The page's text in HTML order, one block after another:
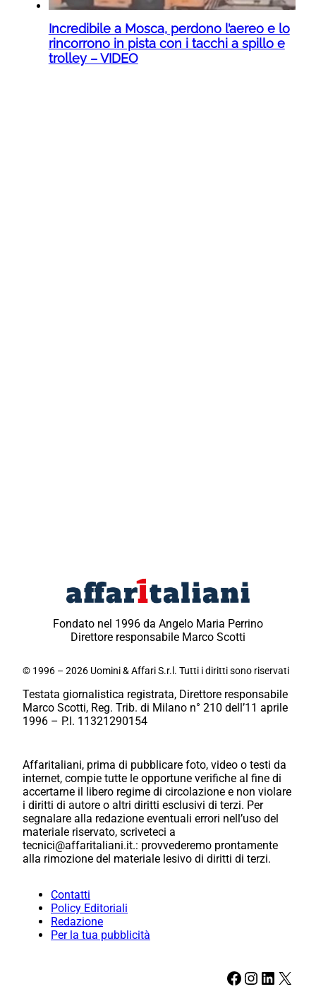
Incredibile a Mosca, perdono l’aereo e lo
rincorrono in pista con i tacchi a spillo e
trolley – VIDEO
Fondato nel 1996 da Angelo Maria Perrino
Direttore responsabile Marco Scotti
© 1996 – 2026 Uomini & Affari S.r.l. Tutti i diritti sono riservati
Testata giornalistica registrata, Direttore responsabile
Marco Scotti, Reg. Trib. di Milano n° 210 dell’11 aprile
1996 – P.I. 11321290154
Affaritaliani, prima di pubblicare foto, video o testi da
internet, compie tutte le opportune verifiche al fine di
accertarne il libero regime di circolazione e non violare
i diritti di autore o altri diritti esclusivi di terzi. Per
segnalare alla redazione eventuali errori nell’uso del
materiale riservato, scriveteci a
tecnici@affaritaliani.it.: provvederemo prontamente
alla rimozione del materiale lesivo di diritti di terzi.
Contatti
Policy Editoriali
Redazione
Per la tua pubblicità
Facebook Instagram LinkedIn X